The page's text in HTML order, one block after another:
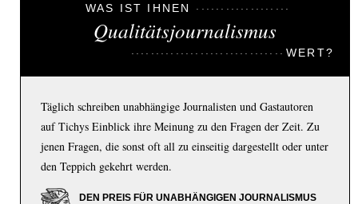
WAS IST IHNEN
Qualitätsjournalismus
WERT?
Täglich schreiben unabhängige Journalisten und Gastautoren
auf Tichys Einblick ihre Meinung zu den Fragen der Zeit. Zu
jenen Fragen, die sonst oft all zu einseitig dargestellt oder unter
den Teppich gekehrt werden.
DEN PREIS FÜR UNABHÄNGIGEN JOURNALISMUS